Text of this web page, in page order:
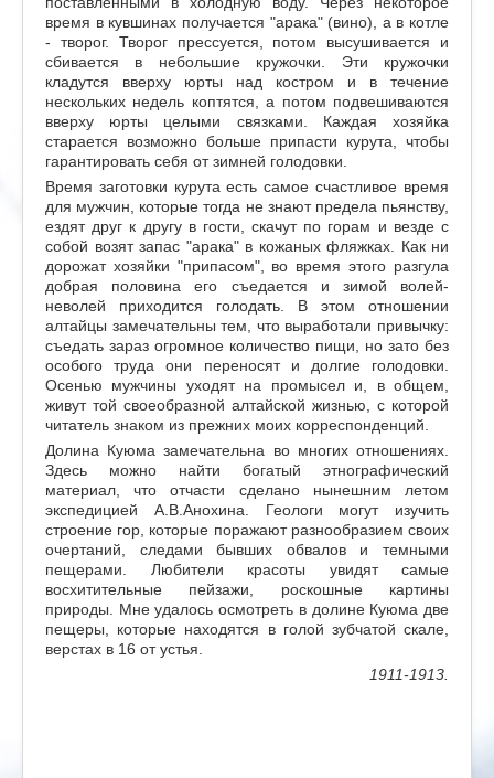
время в кувшинах получается "арака" (вино), а в котле
- творог. Творог прессуется, потом высушивается и
сбивается в небольшие кружочки. Эти кружочки
кладутся вверху юрты над костром и в течение
нескольких недель коптятся, а потом подвешиваются
вверху юрты целыми связками. Каждая хозяйка
старается возможно больше припасти курута, чтобы
гарантировать себя от зимней голодовки.
Время заготовки курута есть самое счастливое время
для мужчин, которые тогда не знают предела пьянству,
ездят друг к другу в гости, скачут по горам и везде с
собой возят запас "арака" в кожаных фляжках. Как ни
дорожат хозяйки "припасом", во время этого разгула
добрая половина его съедается и зимой волей-
неволей приходится голодать. В этом отношении
алтайцы замечательны тем, что выработали привычку:
съедать зараз огромное количество пищи, но зато без
особого труда они переносят и долгие голодовки.
Осенью мужчины уходят на промысел и, в общем,
живут той своеобразной алтайской жизнью, с которой
читатель знаком из прежних моих корреспонденций.
Долина Куюма замечательна во многих отношениях.
Здесь можно найти богатый этнографический
материал, что отчасти сделано нынешним летом
экспедицией А.В.Анохина. Геологи могут изучить
строение гор, которые поражают разнообразием своих
очертаний, следами бывших обвалов и темными
пещерами. Любители красоты увидят самые
восхитительные пейзажи, роскошные картины
природы. Мне удалось осмотреть в долине Куюма две
пещеры, которые находятся в голой зубчатой скале,
верстах в 16 от устья.
1911-1913.